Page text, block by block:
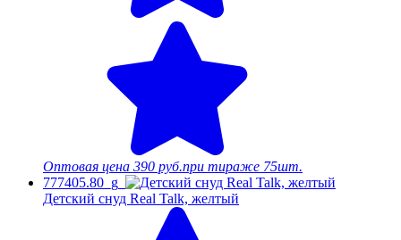
Оптовая цена 390 руб.при тираже 75шт.
777405.80_g
Детский снуд Real Talk, желтый